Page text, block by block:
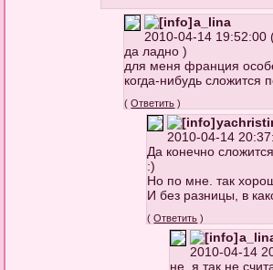
a_lina
2010-04-14 19:52:00
да ладно )
для меня франция
когда-нибудь сложится
(Ответить )
2010-04-14
Да конечно
:)
Но по мне. так
И без разницы, в
(Ответить )
2010-04-14
не, я так не